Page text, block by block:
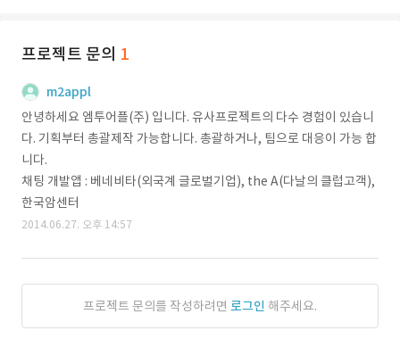
프로젝트 문의 1
m2appl
안녕하세요 엠투어플(주) 입니다. 유사프로젝트의 다수 경험이 있습니
다. 기획부터 총괄제작 가능합니다. 총괄하거나, 팀으로 대응이 가능 합
니다.
채팅 개발앱 : 베네비타(외국계 글로벌기업), the A(다날의 클럽고객),
한국암센터
2014.06.27. 오후 14:57
프로젝트 문의를 작성하려면 로그인 해주세요.